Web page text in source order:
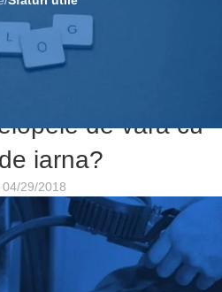
UTILE
de vara cu
iarna?
04/29/2018